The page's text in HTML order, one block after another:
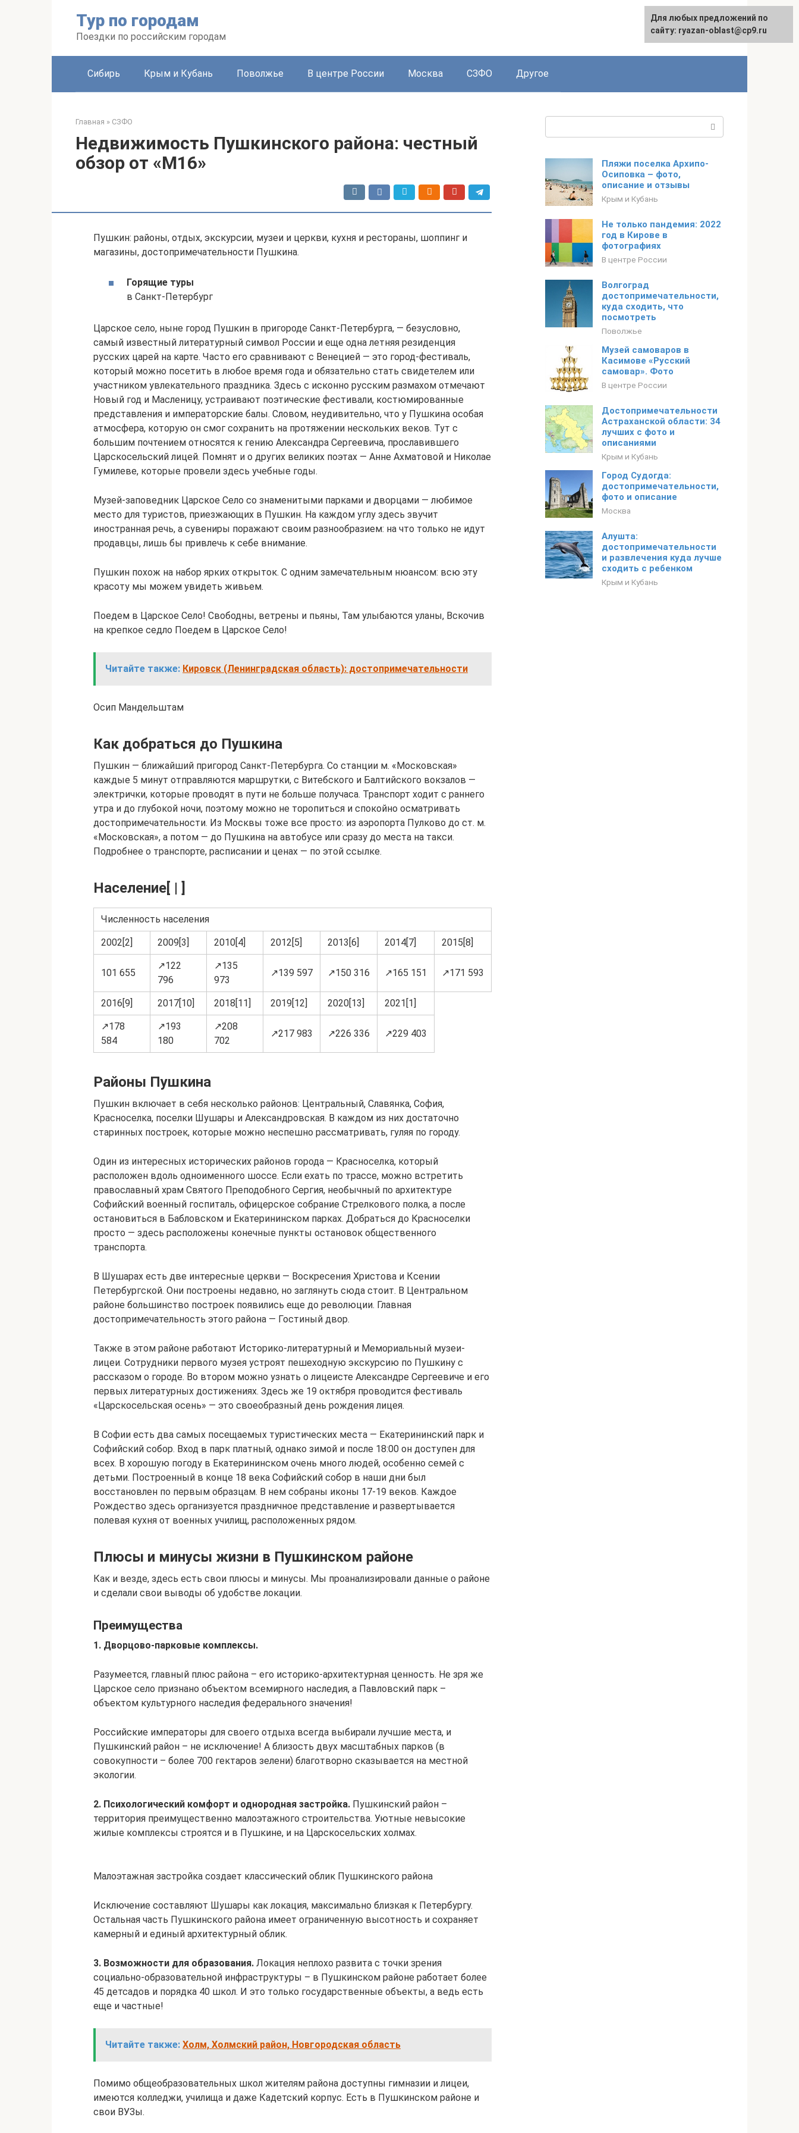
Тур по городам
Поездки по российским городам
Сибирь Крым и Кубань Поволжье В центре России Москва СЗФО Другое
Главная » СЗФО
Недвижимость Пушкинского района: честный
обзор от «М16»
Пушкин: районы, отдых, экскурсии, музеи и церкви, кухня и рестораны, шоппинг и
магазины, достопримечательности Пушкина.
Горящие туры
в Санкт-Петербург
Царское село, ныне город Пушкин в пригороде Санкт-Петербурга, — безусловно,
самый известный литературный символ России и еще одна летняя резиденция
русских царей на карте. Часто его сравнивают с Венецией — это город-фестиваль,
который можно посетить в любое время года и обязательно стать свидетелем или
участником увлекательного праздника. Здесь с исконно русским размахом отмечают
Новый год и Масленицу, устраивают поэтические фестивали, костюмированные
представления и императорские балы. Словом, неудивительно, что у Пушкина особая
атмосфера, которую он смог сохранить на протяжении нескольких веков. Тут с
большим почтением относятся к гению Александра Сергеевича, прославившего
Царскосельский лицей. Помнят и о других великих поэтах — Анне Ахматовой и Николае
Гумилеве, которые провели здесь учебные годы.
Музей-заповедник Царское Село со знаменитыми парками и дворцами — любимое
место для туристов, приезжающих в Пушкин. На каждом углу здесь звучит
иностранная речь, а сувениры поражают своим разнообразием: на что только не идут
продавцы, лишь бы привлечь к себе внимание.
Пушкин похож на набор ярких открыток. С одним замечательным нюансом: всю эту
красоту мы можем увидеть живьем.
Поедем в Царское Село! Свободны, ветрены и пьяны, Там улыбаются уланы, Вскочив
на крепкое седло Поедем в Царское Село!
Читайте также: Кировск (Ленинградская область): достопримечательности
Осип Мандельштам
Как добраться до Пушкина
Пушкин — ближайший пригород Санкт-Петербурга. Со станции м. «Московская»
каждые 5 минут отправляются маршрутки, с Витебского и Балтийского вокзалов —
электрички, которые проводят в пути не больше получаса. Транспорт ходит с раннего
утра и до глубокой ночи, поэтому можно не торопиться и спокойно осматривать
достопримечательности. Из Москвы тоже все просто: из аэропорта Пулково до ст. м.
«Московская», а потом — до Пушкина на автобусе или сразу до места на такси.
Подробнее о транспорте, расписании и ценах — по этой ссылке.
Население[ | ]
Численность населения
2002[2] 2009[3] 2010[4] 2012[5] 2013[6] 2014[7] 2015[8]
101 655
↗122
796
↗135
973
↗139 597 ↗150 316 ↗165 151 ↗171 593
2016[9] 2017[10] 2018[11] 2019[12] 2020[13] 2021[1]
↗178
584
↗193
180
↗208
702
↗217 983 ↗226 336 ↗229 403
Районы Пушкина
Пушкин включает в себя несколько районов: Центральный, Славянка, София,
Красноселка, поселки Шушары и Александровская. В каждом из них достаточно
старинных построек, которые можно неспешно рассматривать, гуляя по городу.
Один из интересных исторических районов города — Красноселка, который
расположен вдоль одноименного шоссе. Если ехать по трассе, можно встретить
православный храм Святого Преподобного Сергия, необычный по архитектуре
Софийский военный госпиталь, офицерское собрание Стрелкового полка, а после
остановиться в Бабловском и Екатерининском парках. Добраться до Красноселки
просто — здесь расположены конечные пункты остановок общественного
транспорта.
В Шушарах есть две интересные церкви — Воскресения Христова и Ксении
Петербургской. Они построены недавно, но заглянуть сюда стоит. В Центральном
районе большинство построек появились еще до революции. Главная
достопримечательность этого района — Гостиный двор.
Также в этом районе работают Историко-литературный и Мемориальный музеи-
лицеи. Сотрудники первого музея устроят пешеходную экскурсию по Пушкину с
рассказом о городе. Во втором можно узнать о лицеисте Александре Сергеевиче и его
первых литературных достижениях. Здесь же 19 октября проводится фестиваль
«Царскосельская осень» — это своеобразный день рождения лицея.
В Софии есть два самых посещаемых туристических места — Екатерининский парк и
Софийский собор. Вход в парк платный, однако зимой и после 18:00 он доступен для
всех. В хорошую погоду в Екатерининском очень много людей, особенно семей с
детьми. Построенный в конце 18 века Софийский собор в наши дни был
восстановлен по первым образцам. В нем собраны иконы 17-19 веков. Каждое
Рождество здесь организуется праздничное представление и развертывается
полевая кухня от военных училищ, расположенных рядом.
Плюсы и минусы жизни в Пушкинском районе
Как и везде, здесь есть свои плюсы и минусы. Мы проанализировали данные о районе
и сделали свои выводы об удобстве локации.
Преимущества
1. Дворцово-парковые комплексы.
Разумеется, главный плюс района – его историко-архитектурная ценность. Не зря же
Царское село признано объектом всемирного наследия, а Павловский парк –
объектом культурного наследия федерального значения!
Российские императоры для своего отдыха всегда выбирали лучшие места, и
Пушкинский район – не исключение! А близость двух масштабных парков (в
совокупности – более 700 гектаров зелени) благотворно сказывается на местной
экологии.
2. Психологический комфорт и однородная застройка. Пушкинский район –
территория преимущественно малоэтажного строительства. Уютные невысокие
жилые комплексы строятся и в Пушкине, и на Царскосельских холмах.
Малоэтажная застройка создает классический облик Пушкинского района
Исключение составляют Шушары как локация, максимально близкая к Петербургу.
Остальная часть Пушкинского района имеет ограниченную высотность и сохраняет
камерный и единый архитектурный облик.
3. Возможности для образования. Локация неплохо развита с точки зрения
социально-образовательной инфраструктуры – в Пушкинском районе работает более
45 детсадов и порядка 40 школ. И это только государственные объекты, а ведь есть
еще и частные!
Читайте также: Холм, Холмский район, Новгородская область
Помимо общеобразовательных школ жителям района доступны гимназии и лицеи,
имеются колледжи, училища и даже Кадетский корпус. Есть в Пушкинском районе и
свои ВУЗы.
Пляжи поселка Архипо-
Осиповка – фото,
описание и отзывы
Крым и Кубань
Не только пандемия: 2022
год в Кирове в
фотографиях
В центре России
Волгоград
достопримечательности,
куда сходить, что
посмотреть
Поволжье
Музей самоваров в
Касимове «Русский
самовар». Фото
В центре России
Достопримечательности
Астраханской области: 34
лучших с фото и
описаниями
Крым и Кубань
Город Судогда:
достопримечательности,
фото и описание
Москва
Алушта:
достопримечательности
и развлечения куда лучше
сходить с ребенком
Крым и Кубань
Для любых предложений по
сайту: ryazan-oblast@cp9.ru